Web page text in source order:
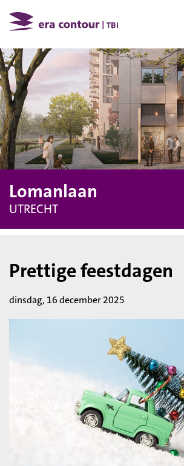
Lomanlaan
UTRECHT
Prettige feestdagen
dinsdag, 16 december 2025